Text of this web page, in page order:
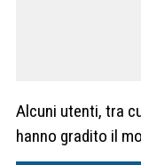
Alcuni utenti, tra
hanno gradito il